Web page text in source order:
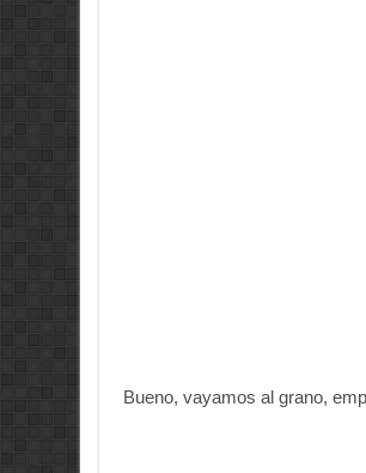
Bueno, vayamos al grano,